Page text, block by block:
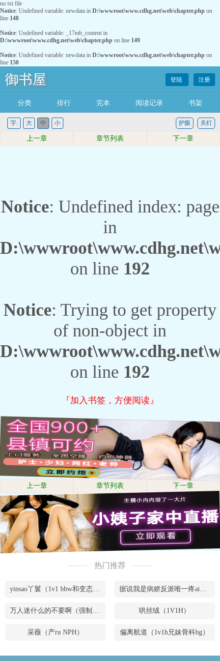
no txt file
Notice: Undefined variable: newdata in D:\wwwroot\www.cdhg.net\web\chapter.php on
line 148
Notice: Undefined variable: _17mb_content in
D:\wwwroot\www.cdhg.net\web\chapter.php on line 149
Notice: Undefined variable: newdata in D:\wwwroot\www.cdhg.net\web\chapter.php on
line 150
御书屋 登陆 注册
分类 排行 完本 阅读记录 书架
字: 大 中 小 关灯
护眼
上一章 章节列表 下一章
Notice: Undefined index: page
in
on line 192
Notice: Trying to get property
of non-object in
on line 192
『加入书签，方便阅读』
上一章 章节列表 下一章
热门推荐
yinsao丫鬟（1v1 bbw和变态腹黑男） 据说我是病娇反派唯一疼ai的妹妹（兄妹骨）
万人迷什么的不要啊（强制NPH） 哄丝绒（1V1H）
采薇（产ru NPH） 偏离航道（1v1h兄妹骨科bg）